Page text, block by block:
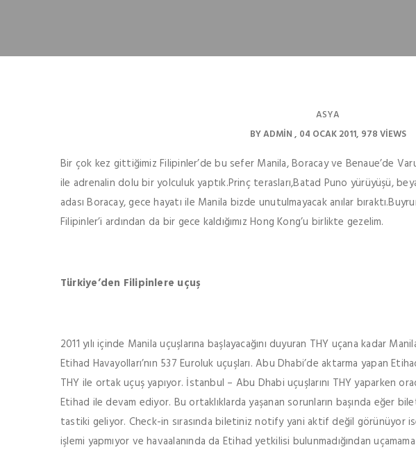
ASYA
BYADMIN 04 OCAK 2011 978 VIEWS
Bir çok kez gittiğimiz Filipinler’de bu sefer Manila, Boracay ve Benaue’de
ile adrenalin dolu bir yolculuk yaptık.Prinç terasları,Batad Puno yürüyüşü,
adası Boracay, gece hayatı ile Manila bizde unutulmayacak anılar
Filipinler’i ardından da bir gece kaldığımız Hong Kong’u birlikte gezelim.
Türkiye’den Filipinlere uçuş
2011 yılı içinde Manila uçuşlarına başlayacağını duyuran THY uçana kadar
Etihad Havayolları’nın 537 Euroluk uçuşları. Abu Dhabi’de aktarma yapan
THY ile ortak uçuş yapıyor. İstanbul – Abu Dhabi uçuşlarını THY yaparken
Etihad ile devam ediyor. Bu ortaklıklarda yaşanan sorunların başında eğer
tastiki geliyor. Check-in sırasında biletiniz notify yani aktif değil görünüyor
işlemi yapmıyor ve havaalanında da Etihad yetkilisi bulunmadığından